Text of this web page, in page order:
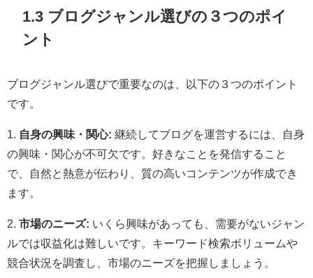
1.3 ブログジャンル選びの３つのポイ
ント
ブログジャンル選びで重要なのは、以下の３つのポイント
です。
1. 自身の興味・関心: 継続してブログを運営するには、自身
の興味・関心が不可欠です。好きなことを発信すること
で、自然と熱意が伝わり、質の高いコンテンツが作成でき
ます。
2. 市場のニーズ: いくら興味があっても、需要がないジャン
ルでは収益化は難しいです。キーワード検索ボリュームや
競合状況を調査し、市場のニーズを把握しましょう。